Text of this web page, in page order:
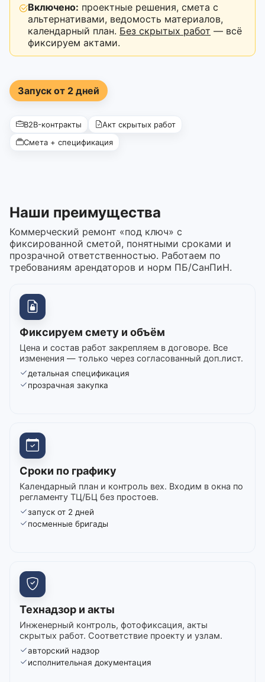
Включено: проектные решения, смета с
альтернативами, ведомость материалов,
календарный план. Без скрытых работ — всё
фиксируем актами.
Запуск от 2 дней
B2B-контракты
Акт скрытых работ
Смета + спецификация
Наши преимущества
Коммерческий ремонт «под ключ» с
фиксированной сметой, понятными сроками и
прозрачной ответственностью. Работаем по
требованиям арендаторов и норм ПБ/СанПиН.
Фиксируем смету и объём
Цена и состав работ закрепляем в договоре. Все
изменения — только через согласованный доп.лист.
детальная спецификация
прозрачная закупка
Сроки по графику
Календарный план и контроль вех. Входим в окна по
регламенту ТЦ/БЦ без простоев.
запуск от 2 дней
посменные бригады
Технадзор и акты
Инженерный контроль, фотофиксация, акты
скрытых работ. Соответствие проекту и узлам.
авторский надзор
исполнительная документация